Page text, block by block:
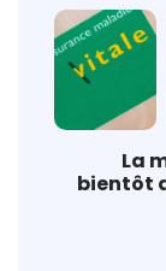
La
bientôt